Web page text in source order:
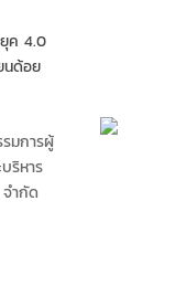
มการผู้
ริหาร
ำกัด